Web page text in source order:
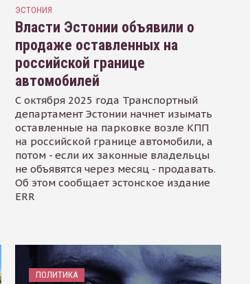
ЭСТОНИЯ
Власти Эстонии объявили о
продаже оставленных на
российской границе
автомобилей
С октября 2025 года Транспортный
департамент Эстонии начнет изымать
оставленные на парковке возле КПП
на российской границе автомобили, а
потом - если их законные владельцы
не объявятся через месяц - продавать.
Об этом сообщает эстонское издание
ERR
ПОЛИТИКА